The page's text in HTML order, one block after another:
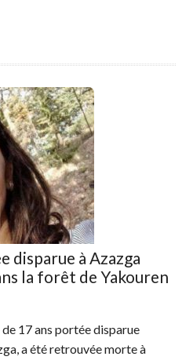
disparue à Azazga
la forêt de Yakouren
de 17 ans portée disparue
a été retrouvée morte à